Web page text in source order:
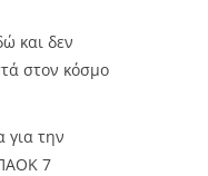
και δεν
στον κόσμο
την
7